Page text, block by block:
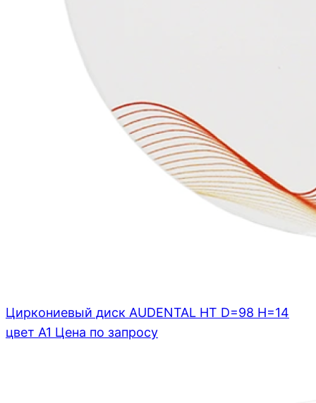
Циркониевый диск AUDENTAL HT D=98 H=14
цвет A1 Цена по запросу